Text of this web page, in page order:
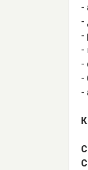
-
-
-
-
-
-
-